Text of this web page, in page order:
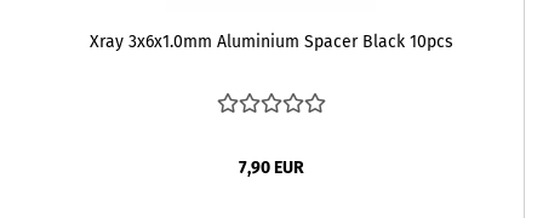
Xray 3x6x1.0mm Aluminium Spacer Black 10pcs
7,90 EUR